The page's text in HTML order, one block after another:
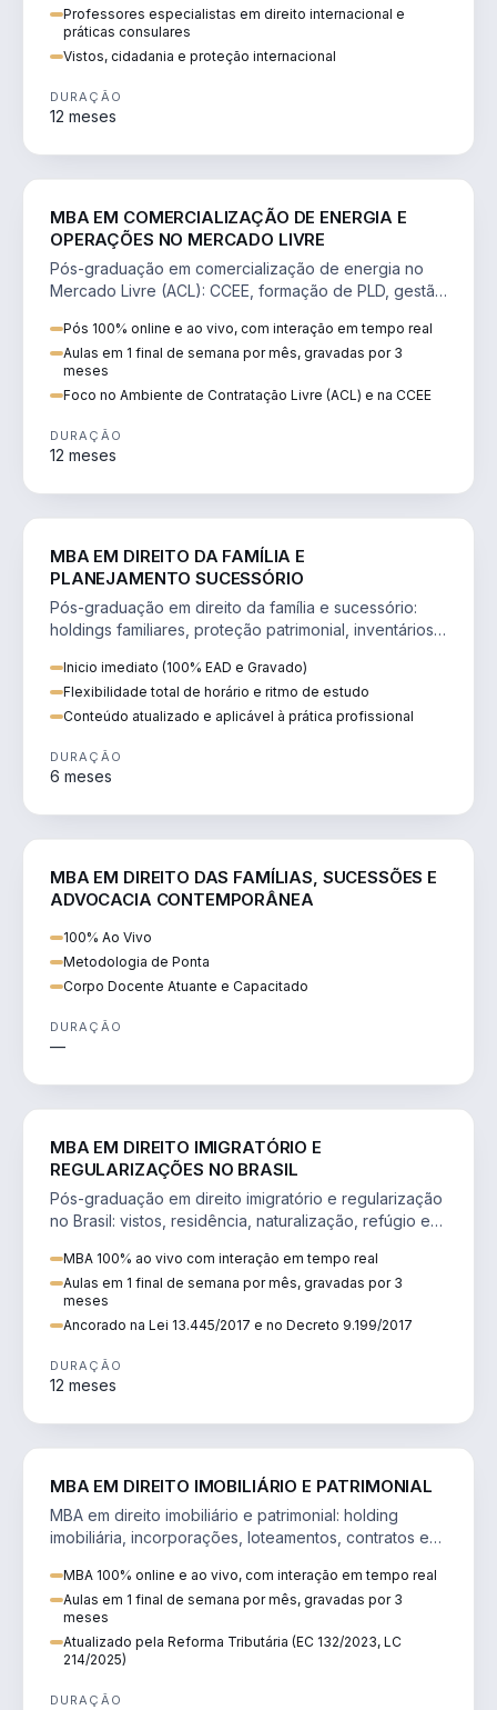
Professores especialistas em direito internacional e
práticas consulares
Vistos, cidadania e proteção internacional
DURAÇÃO
12 meses
MBA EM COMERCIALIZAÇÃO DE ENERGIA E
OPERAÇÕES NO MERCADO LIVRE
Pós-graduação em comercialização de energia no
Mercado Livre (ACL): CCEE, formação de PLD, gestão
Pós 100% online e ao vivo, com interação em tempo real
Aulas em 1 final de semana por mês, gravadas por 3
meses
Foco no Ambiente de Contratação Livre (ACL) e na CCEE
DURAÇÃO
12 meses
MBA EM DIREITO DA FAMÍLIA E
PLANEJAMENTO SUCESSÓRIO
Pós-graduação em direito da família e sucessório:
holdings familiares, proteção patrimonial, inventários
Inicio imediato (100% EAD e Gravado)
Flexibilidade total de horário e ritmo de estudo
Conteúdo atualizado e aplicável à prática profissional
DURAÇÃO
6 meses
MBA EM DIREITO DAS FAMÍLIAS, SUCESSÕES E
ADVOCACIA CONTEMPORÂNEA
100% Ao Vivo
Metodologia de Ponta
Corpo Docente Atuante e Capacitado
DURAÇÃO
—
MBA EM DIREITO IMIGRATÓRIO E
REGULARIZAÇÕES NO BRASIL
Pós-graduação em direito imigratório e regularização
no Brasil: vistos, residência, naturalização, refúgio e
MBA 100% ao vivo com interação em tempo real
Aulas em 1 final de semana por mês, gravadas por 3
meses
Ancorado na Lei 13.445/2017 e no Decreto 9.199/2017
DURAÇÃO
12 meses
MBA EM DIREITO IMOBILIÁRIO E PATRIMONIAL
MBA em direito imobiliário e patrimonial: holding
imobiliária, incorporações, loteamentos, contratos e
MBA 100% online e ao vivo, com interação em tempo real
Aulas em 1 final de semana por mês, gravadas por 3
meses
Atualizado pela Reforma Tributária (EC 132/2023, LC
214/2025)
DURAÇÃO